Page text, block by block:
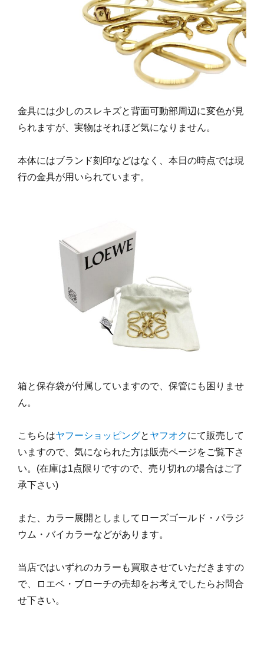
金具には少しのスレキズと背面可動部周辺に変色が見
られますが、実物はそれほど気になりません。
本体にはブランド刻印などはなく、本日の時点では現
行の金具が用いられています。
箱と保存袋が付属していますので、保管にも困りませ
ん。
こちらはヤフーショッピングと ヤフオクにて販売して
いますので、気になられた方は販売ページをご覧下さ
い。(在庫は1点限りですので、売り切れの場合はご了
承下さい)
また、カラー展開としましてローズゴールド・パラジ
ウム・バイカラーなどがあります。
当店ではいずれのカラーも買取させていただきますの
で、ロエベ・ブローチの売却をお考えでしたらお問合
せ下さい。